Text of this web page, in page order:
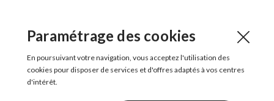
Paramétrage des cookies
En poursuivant votre navigation, vous acceptez l'utilisation des
cookies pour disposer de services et d'offres adaptés à vos centres
d'intérêt.